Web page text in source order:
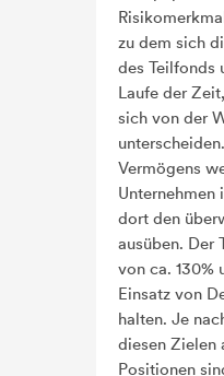
zu dem sich
des Teilfonds
Laufe der
sich von der
Vermögens
Unternehmen
dort den
ausüben. Der
von ca. 130%
Einsatz von
halten. Je
diesen Zielen
Positionen